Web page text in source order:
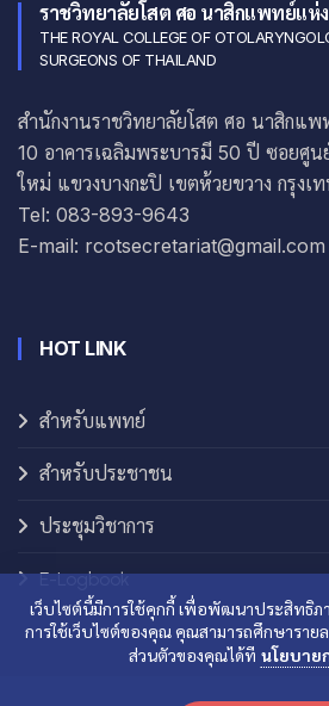
ราชวิทยาลัยโสต ศอ นาสิกแพทย์แห่
THE ROYAL COLLEGE OF
SURGEONS OF THAILAND
สำนักงานราชวิทยาลัยโสต ศอ นาสิกแ
10 อาคารเฉลิมพระบารมี 50 ปี ซอยศู
ใหม่ แขวงบางกะปิ เขตห้วยขวาง กรุงเ
Tel: 083-893-9643
E-mail: rcotsecretariat@gmail.com
HOT LINK
สำหรับแพทย์
สำหรับประชาชน
ประชุมวิชาการ
E-Logbook
เว็บไซต์นี้มีการใช้คุกกี้ เพื่อพัฒนาประสิทธิ
การใช้เว็บไซต์ของคุณ คุณสามารถศึกษาราย
ส่วนตัวของคุณได้ที นโยบาย